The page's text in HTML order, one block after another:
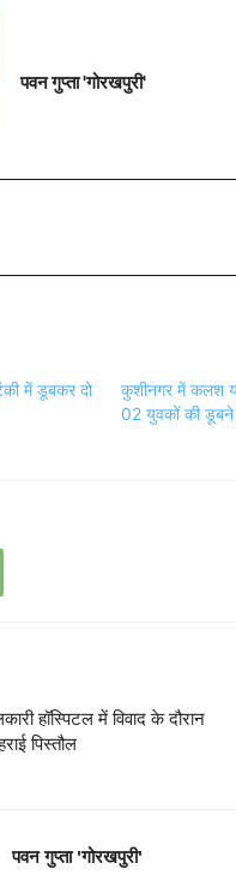
पवन गुप्ता 'गोरखपुरी'
में डूबकर दो
कुशीनगर में कलश
02 युवकों की डूबने
हॉस्पिटल में विवाद के दौरान
पिस्तौल
पवन गुप्ता 'गोरखपुरी'